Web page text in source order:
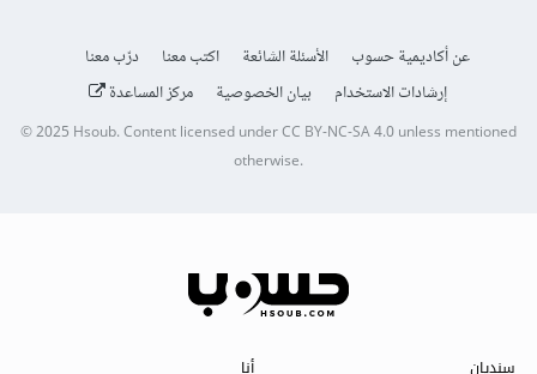
عن أكاديمية حسوب الأسئلة الشائعة اكتب معنا
درّب معنا
إرشادات الاستخدام
بيان الخصوصية مركز المساعدة
© 2025 Hsoub.Content licensed underCC BY-NC-SA 4.0unless mentioned
otherwise.